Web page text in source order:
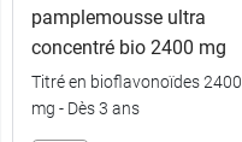
pamplemousse ultra
concentré bio 2400 mg
Titré en bioflavonoïdes 2400
mg - Dès 3 ans